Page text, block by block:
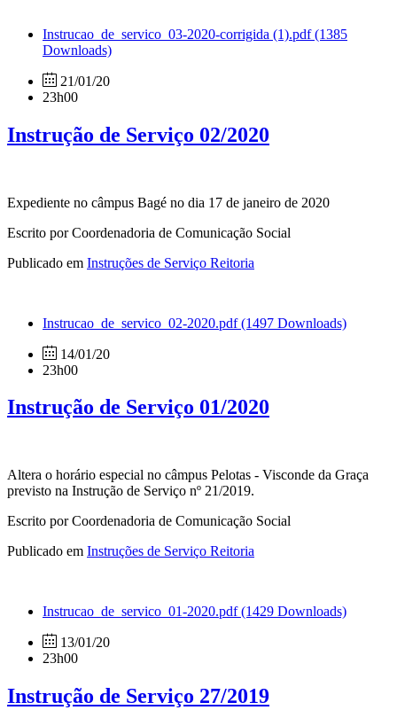
Instrucao_de_servico_03-2020-corrigida (1).pdf(1385
Downloads)
21/01/20
23h00
Instrução de Serviço 02/2020
Expediente no câmpus Bagé no dia 17 de janeiro de 2020
Escrito por Coordenadoria de Comunicação Social
Publicado em Instruções de Serviço Reitoria
Instrucao_de_servico_02-2020.pdf(1497 Downloads)
14/01/20
23h00
Instrução de Serviço 01/2020
Altera o horário especial no câmpus Pelotas - Visconde da Graça
previsto na Instrução de Serviço nº 21/2019.
Escrito por Coordenadoria de Comunicação Social
Publicado em Instruções de Serviço Reitoria
Instrucao_de_servico_01-2020.pdf(1429 Downloads)
13/01/20
23h00
Instrução de Serviço 27/2019